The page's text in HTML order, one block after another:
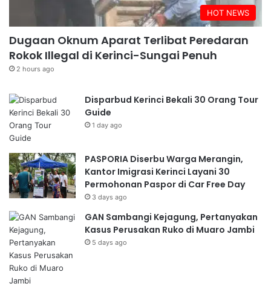
HOT NEWS
Dugaan Oknum Aparat Terlibat Peredaran
Rokok Illegal di Kerinci-Sungai Penuh
2 hours ago
Disparbud Kerinci Bekali 30 Orang Tour
Guide
1 day ago
PASPORIA Diserbu Warga Merangin,
Kantor Imigrasi Kerinci Layani 30
Permohonan Paspor di Car Free Day
3 days ago
GAN Sambangi Kejagung, Pertanyakan
Kasus Perusakan Ruko di Muaro Jambi
5 days ago